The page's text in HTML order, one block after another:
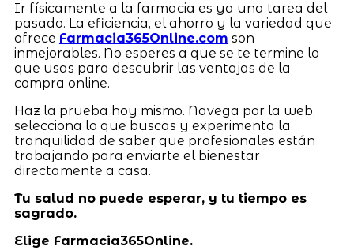
Ir físicamente a la farmacia es ya una tarea del
pasado. La eficiencia, el ahorro y la variedad que
ofrece Farmacia365Online.com son
inmejorables. No esperes a que se te termine lo
que usas para descubrir las ventajas de la
compra online.
Haz la prueba hoy mismo. Navega por la web,
selecciona lo que buscas y experimenta la
tranquilidad de saber que profesionales están
trabajando para enviarte el bienestar
directamente a casa.
Tu salud no puede esperar, y tu tiempo es
sagrado.
Elige Farmacia365Online.